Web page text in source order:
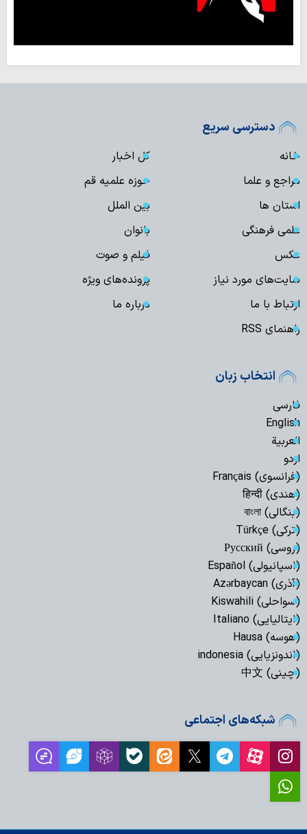
دسترسی سریع
خانه
کل اخبار
مراجع و علما
حوزه علمیه قم
استان ها
بین الملل
علمی فرهنگی
بانوان
عکس
فیلم و صوت
سایت‌های مورد نیاز
پرونده‌های ویژه
ارتباط با ما
درباره ما
راهنمای RSS
انتخاب زبان
فارسی
English
العربیة
اردو
(فرانسوی) Français
(هندی) हिन्दी
(بنگالی) বাংলা
(ترکی) Türkçe
(روسی) Русский
(اسپانیولی) Español
(آذری) Azərbaycan
(سواحلی) Kiswahili
(ایتالیایی) Italiano
(هوسه) Hausa
(اندونزیایی) indonesia
(چینی) 中文
شبکه‌های اجتماعی